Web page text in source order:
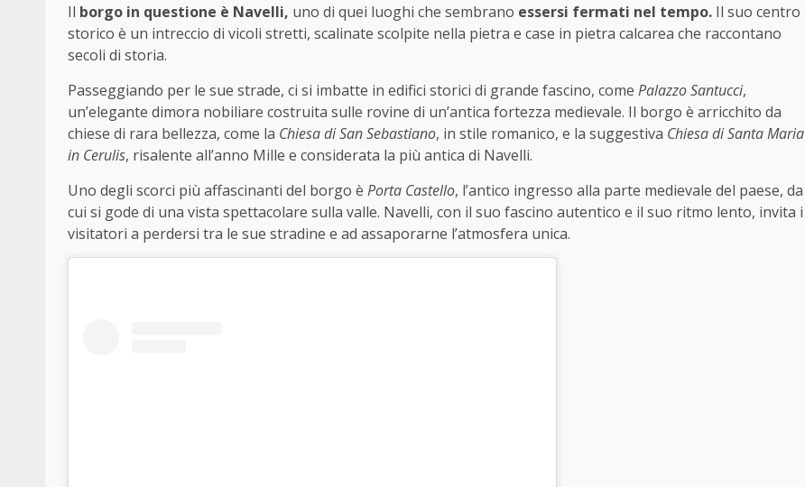
Il borgo in questione è Navelli, uno di quei luoghi che sembrano essersi fermati nel tempo. Il suo centro
storico è un intreccio di vicoli stretti, scalinate scolpite nella pietra e case in pietra calcarea che raccontano
secoli di storia.
Passeggiando per le sue strade, ci si imbatte in edifici storici di grande fascino, come Palazzo Santucci,
un’elegante dimora nobiliare costruita sulle rovine di un’antica fortezza medievale. Il borgo è arricchito da
chiese di rara bellezza, come la Chiesa di San Sebastiano, in stile romanico, e la suggestiva Chiesa di Santa Maria
in Cerulis, risalente all’anno Mille e considerata la più antica di Navelli.
Uno degli scorci più affascinanti del borgo è Porta Castello, l’antico ingresso alla parte medievale del paese, da
cui si gode di una vista spettacolare sulla valle. Navelli, con il suo fascino autentico e il suo ritmo lento, invita i
visitatori a perdersi tra le sue stradine e ad assaporarne l’atmosfera unica.